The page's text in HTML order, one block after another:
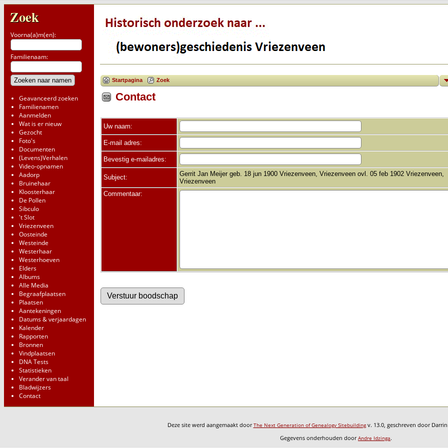
Zoek
Voorna(a)m(en):
Familienaam:
Geavanceerd zoeken
Familienamen
Aanmelden
Wat is er nieuw
Gezocht
Foto's
Documenten
(Levens)Verhalen
Video-opnamen
Aadorp
Bruinehaar
Kloosterhaar
De Pollen
Sibculo
't Slot
Vriezenveen
Oosteinde
Westeinde
Westerhaar
Westerhoeven
Elders
Albums
Alle Media
Begraafplaatsen
Plaatsen
Aantekeningen
Datums & verjaardagen
Kalender
Rapporten
Bronnen
Vindplaatsen
DNA Tests
Statistieken
Verander van taal
Bladwijzers
Contact
Startpagina Zoek
Contact
Uw naam:
E-mail adres:
Bevestig e-mailadres:
Subject:
Gerrit Jan Meijer geb. 18 jun 1900 Vriezenveen, Vriezenveen ovl. 05 feb 1902 Vriezenveen,
Vriezenveen
Commentaar:
Deze site werd aangemaakt doorThe Next Generation of Genealogy Sitebuildingv. 13.0, geschreven door
Gegevens onderhouden doorAndre Idzinga.